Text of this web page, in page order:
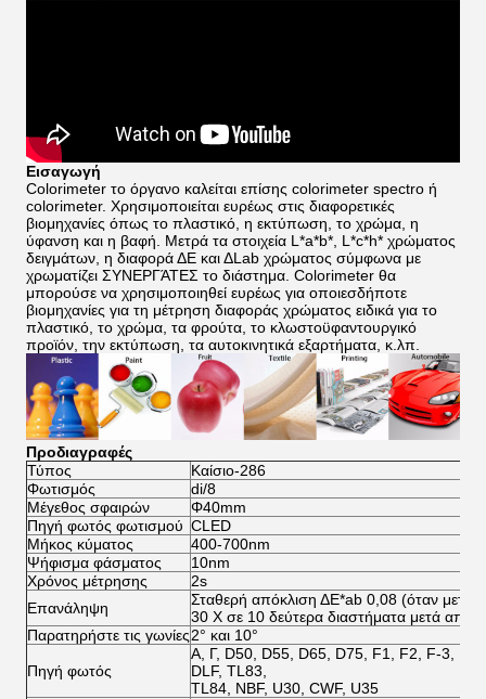
Εισαγωγή
Colorimeter το όργανο καλείται επίσης colorimeter spectro ή
colorimeter. Χρησιμοποιείται ευρέως στις διαφορετικές
βιομηχανίες όπως το πλαστικό, η εκτύπωση, το χρώμα, η
ύφανση και η βαφή. Μετρά τα στοιχεία L*a*b*, L*c*h* χρώματος
δειγμάτων, η διαφορά ΔE και ΔLab χρώματος σύμφωνα με
χρωματίζει ΣΥΝΕΡΓΆΤΕΣ το διάστημα. Colorimeter θα
μπορούσε να χρησιμοποιηθεί ευρέως για οποιεσδήποτε
βιομηχανίες για τη μέτρηση διαφοράς χρώματος ειδικά για το
πλαστικό, το χρώμα, τα φρούτα, το κλωστοϋφαντουργικό
προϊόν, την εκτύπωση, τα αυτοκινητικά εξαρτήματα, κ.λπ.
Προδιαγραφές
Τύπος
Καίσιο-286
Φωτισμός
di/8
Μέγεθος σφαιρών
Φ40mm
Πηγή φωτός φωτισμού CLED
Μήκος κύματος
400-700nm
Ψήφισμα φάσματος
10nm
Χρόνος μέτρησης
2s
Επανάληψη
Σταθερή απόκλιση ΔE*ab 0,08 (όταν
30 Χ σε 10 δεύτερα διαστήματα μετά από
Παρατηρήστε τις γωνίες2° και 10°
Πηγή φωτός
Α, Γ, D50, D55, D65, D75, F1, F2, F-3,
DLF, TL83,
TL84, NBF, U30, CWF, U35